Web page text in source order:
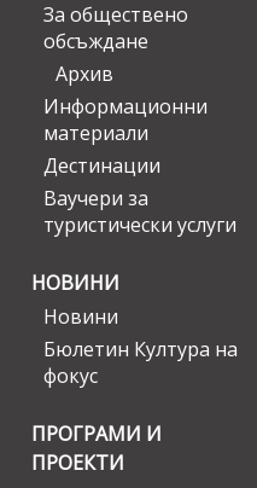
За обществено
обсъждане
Архив
Информационни
материали
Дестинации
Ваучери за
туристически услуги
НОВИНИ
Новини
Бюлетин Култура на
фокус
ПРОГРАМИ И
ПРОЕКТИ